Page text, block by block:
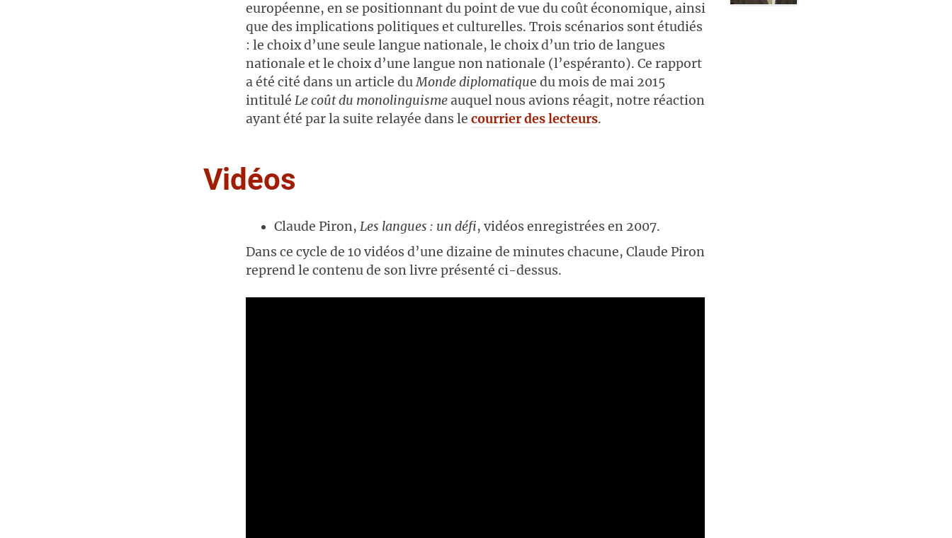
européenne, en se positionnant du point de vue du coût économique, ainsi
que des implications politiques et culturelles. Trois scénarios sont étudiés
: le choix d’une seule langue nationale, le choix d’un trio de langues
nationale et le choix d’une langue non nationale (l’espéranto). Ce rapport
a été cité dans un article duMonde diplomatique du mois de mai 2015
intitulé Le coût du monolinguismeauquel nous avions réagit, notre réaction
ayant été par la suite relayée dans le courrier des lecteurs.
Vidéos
Claude Piron, Les langues : un défi, vidéos enregistrées en 2007.
Dans ce cycle de 10 vidéos d’une dizaine de minutes chacune, Claude Piron
reprend le contenu de son livre présenté ci-dessus.